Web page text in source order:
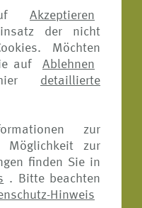
Akzeptieren
der nicht
Möchten
auf
Ablehnen
detaillierte
zur
Möglichkeit zur
finden Sie in
. Bitte beachten
Hinweis
Versicherer. Details